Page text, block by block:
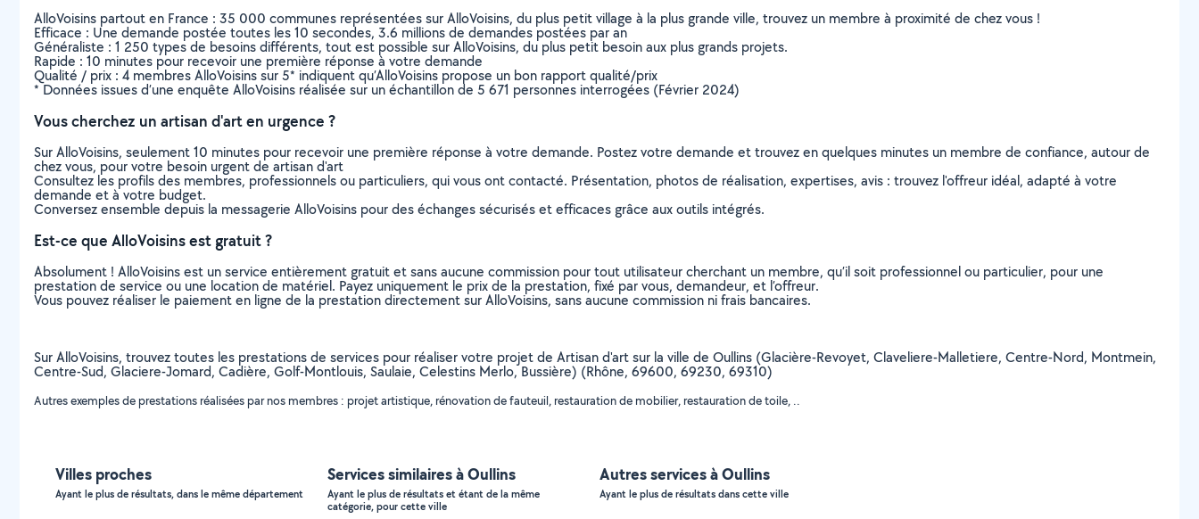
AlloVoisins partout en France : 35 000 communes représentées sur AlloVoisins, du plus petit village à la plus grande ville, trouvez un membre à proximité de chez vous !
Efficace : Une demande postée toutes les 10 secondes, 3.6 millions de demandes postées par an
Généraliste : 1 250 types de besoins différents, tout est possible sur AlloVoisins, du plus petit besoin aux plus grands projets.
Rapide : 10 minutes pour recevoir une première réponse à votre demande
Qualité / prix : 4 membres AlloVoisins sur 5* indiquent qu’AlloVoisins propose un bon rapport qualité/prix
* Données issues d’une enquête AlloVoisins réalisée sur un échantillon de 5 671 personnes interrogées (Février 2024)
Vous cherchez un artisan d'art en urgence ?
Sur AlloVoisins, seulement 10 minutes pour recevoir une première réponse à votre demande. Postez votre demande et trouvez en quelques minutes un membre de confiance, autour de
chez vous, pour votre besoin urgent de artisan d'art
Consultez les profils des membres, professionnels ou particuliers, qui vous ont contacté. Présentation, photos de réalisation, expertises, avis : trouvez l'offreur idéal, adapté à votre
demande et à votre budget.
Conversez ensemble depuis la messagerie AlloVoisins pour des échanges sécurisés et efficaces grâce aux outils intégrés.
Est-ce que AlloVoisins est gratuit ?
Absolument ! AlloVoisins est un service entièrement gratuit et sans aucune commission pour tout utilisateur cherchant un membre, qu’il soit professionnel ou particulier, pour une
prestation de service ou une location de matériel. Payez uniquement le prix de la prestation, fixé par vous, demandeur, et l’offreur.
Vous pouvez réaliser le paiement en ligne de la prestation directement sur AlloVoisins, sans aucune commission ni frais bancaires.
Sur AlloVoisins, trouvez toutes les prestations de services pour réaliser votre projet de Artisan d'art sur la ville de Oullins (Glacière-Revoyet, Claveliere-Malletiere, Centre-Nord, Montmein,
Centre-Sud, Glaciere-Jomard, Cadière, Golf-Montlouis, Saulaie, Celestins Merlo, Bussière) (Rhône, 69600, 69230, 69310)
Autres exemples de prestations réalisées par nos membres : projet artistique, rénovation de fauteuil, restauration de mobilier, restauration de toile, ..
Villes proches
Ayant le plus de résultats, dans le même département
Services similaires à Oullins
Ayant le plus de résultats et étant de la même
catégorie, pour cette ville
Autres services à Oullins
Ayant le plus de résultats dans cette ville